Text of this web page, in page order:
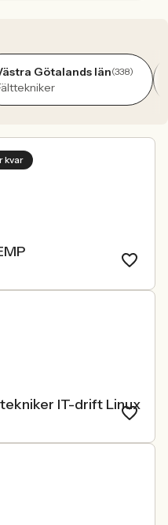
Götalands län(338)
kvar
IT-drift Linux